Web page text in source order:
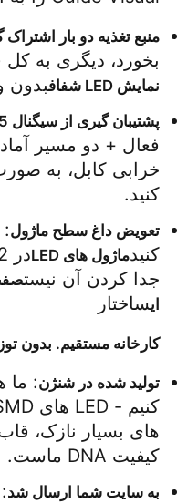
صفحه نمایش LED SMD
صفحه نمایش LED بیرونی
بیلبورد LED در فضای باز
منبع تغذیه دو بار اشتراک
بخورد، دیگری به
نمایش LED شفاف
بدون
پشتیبان گیری از سیگنال Quad-RJ45
کنید.
تعویض داغ سطح ماژول
کنیدماژول های LED
جدا کردن آن نیست
ایساختار
کارخانه مستقیم. بدون
تولید شده در شنژن
کیفیت DNA ماست.
به سایت شما ارسال شد